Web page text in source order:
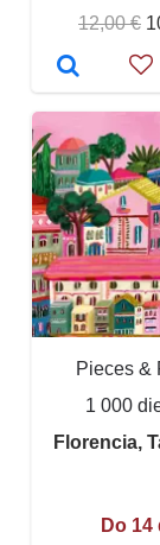
12,00 €
Pieces &
1 000
Florencia,
Do 14